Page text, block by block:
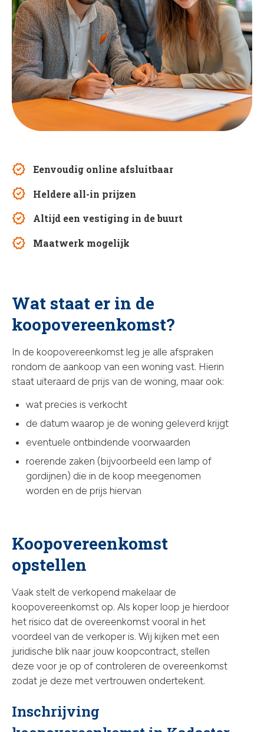
verified Eenvoudig online afsluitbaar
verified Heldere all-in prijzen
verified Altijd een vestiging in de buurt
verified Maatwerk mogelijk
Wat staat er in de
koopovereenkomst?
In de koopovereenkomst leg je alle afspraken
rondom de aankoop van een woning vast. Hierin
staat uiteraard de prijs van de woning, maar ook:
wat precies is verkocht
de datum waarop je de woning geleverd krijgt
eventuele ontbindende voorwaarden
roerende zaken (bijvoorbeeld een lamp of
gordijnen) die in de koop meegenomen
worden en de prijs hiervan
Koopovereenkomst
opstellen
Vaak stelt de verkopend makelaar de
koopovereenkomst op. Als koper loop je hierdoor
het risico dat de overeenkomst vooral in het
voordeel van de verkoper is. Wij kijken met een
juridische blik naar jouw koopcontract, stellen
deze voor je op of controleren de overeenkomst
zodat je deze met vertrouwen ondertekent.
Inschrijving